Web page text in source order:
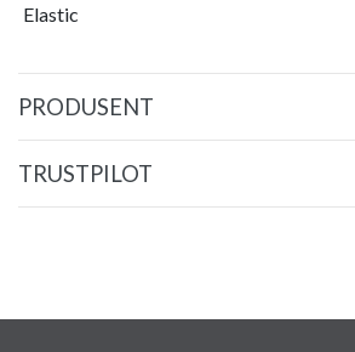
Elastic
PRODUSENT
TRUSTPILOT